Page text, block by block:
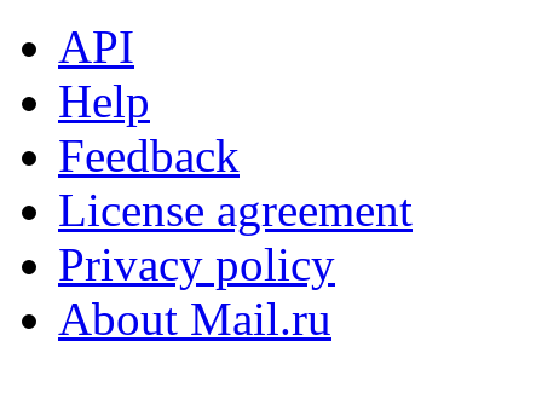
API
Help
Feedback
License agreement
Privacy policy
About Mail.ru